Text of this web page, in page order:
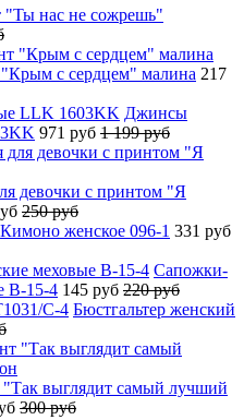
"Ты нас не сожрешь"
с сердцем" малина 217
Джинсы
971 руб 1 199 руб
девочки с принтом "Я
250 руб
Кимоно женское 096-1 331 руб
Сапожки-
B-15-4 145 руб 220 руб
Бюстгальтер женский
выглядит самый лучший
300 руб